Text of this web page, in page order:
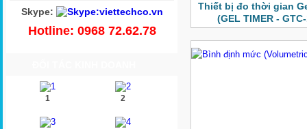
Skype:
Hotline: 0968 72.62.78
1 2
Thiết bị đo thời gian
(GEL TIMER -